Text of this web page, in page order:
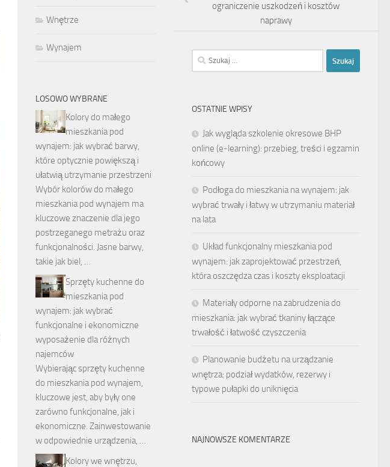
ograniczenie uszkodzeń i kosztów
naprawy
Szukaj:
OSTATNIE WPISY
Jak wygląda szkolenie okresowe BHP
online (e-learning): przebieg, treści i egzamin
końcowy
Podłoga do mieszkania na wynajem: jak
wybrać trwały i łatwy w utrzymaniu materiał
na lata
Układ funkcjonalny mieszkania pod
wynajem: jak zaprojektować przestrzeń,
która oszczędza czas i koszty eksploatacji
Materiały odporne na zabrudzenia do
mieszkania: jak wybrać tkaniny łączące
trwałość i łatwość czyszczenia
Planowanie budżetu na urządzanie
wnętrza: podział wydatków, rezerwy i
typowe pułapki do uniknięcia
NAJNOWSZE KOMENTARZE
Wnętrze
Wynajem
LOSOWO WYBRANE
Kolory do małego
mieszkania pod
wynajem: jak wybrać barwy,
które optycznie powiększą i
ułatwią utrzymanie przestrzeni
Wybór kolorów do małego
mieszkania pod wynajem ma
kluczowe znaczenie dla jego
postrzeganego metrażu oraz
funkcjonalności. Jasne barwy,
takie jak biel, …
Sprzęty kuchenne do
mieszkania pod
wynajem: jak wybrać
funkcjonalne i ekonomiczne
wyposażenie dla różnych
najemców
Wybierając sprzęty kuchenne
do mieszkania pod wynajem,
kluczowe jest, aby były one
zarówno funkcjonalne, jak i
ekonomiczne. Zainwestowanie
w odpowiednie urządzenia, …
Kolory we wnętrzu,